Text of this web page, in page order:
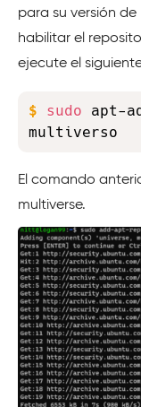
para su versión
habilitar el
ejecute el
$ sudo apt-
multiverso
El comando
multiverse.